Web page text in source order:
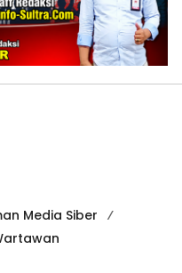
Media Siber